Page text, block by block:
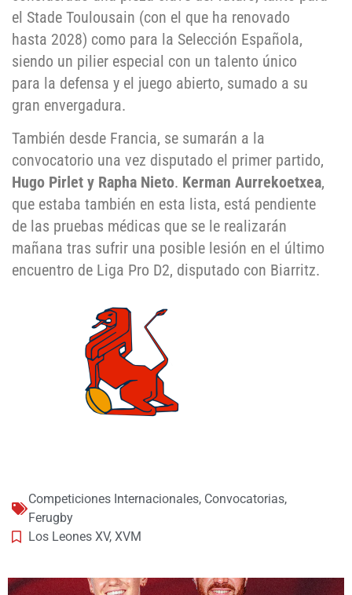
el Stade Toulousain (con el que ha renovado
hasta 2028) como para la Selección Española,
siendo un pilier especial con un talento único
para la defensa y el juego abierto, sumado a su
gran envergadura.
También desde Francia, se sumarán a la
convocatorio una vez disputado el primer partido,
Hugo Pirlet y Rapha Nieto. Kerman Aurrekoetxea,
que estaba también en esta lista, está pendiente
de las pruebas médicas que se le realizarán
mañana tras sufrir una posible lesión en el último
encuentro de Liga Pro D2, disputado con Biarritz.
Competiciones Internacionales, Convocatorias,
Ferugby
Los Leones XV, XVM